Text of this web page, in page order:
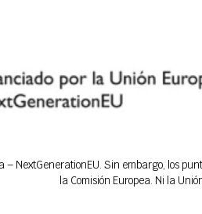
– NextGenerationEU. Sin embargo, los
la Comisión Europea. Ni la